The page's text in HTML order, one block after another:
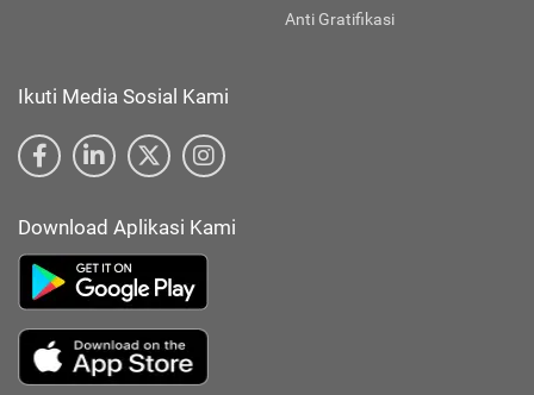
Anti Gratifikasi
Ikuti Media Sosial Kami
Download Aplikasi Kami